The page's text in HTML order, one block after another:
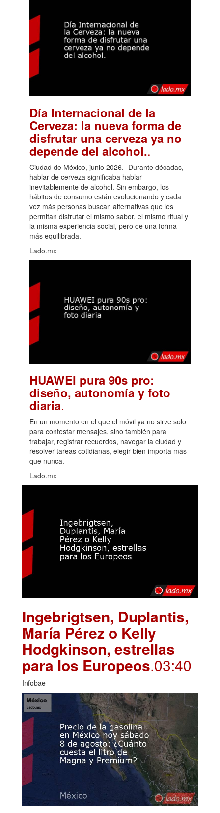
Día Internacional de la
Cerveza: la nueva forma de
disfrutar una cerveza ya no
depende del alcohol..
Ciudad de México, junio 2026.- Durante décadas,
hablar de cerveza significaba hablar
inevitablemente de alcohol. Sin embargo, los
hábitos de consumo están evolucionando y cada
vez más personas buscan alternativas que les
permitan disfrutar el mismo sabor, el mismo ritual y
la misma experiencia social, pero de una forma
más equilibrada.
Lado.mx
HUAWEI pura 90s pro:
diseño, autonomía y foto
diaria.
En un momento en el que el móvil ya no sirve solo
para contestar mensajes, sino también para
trabajar, registrar recuerdos, navegar la ciudad y
resolver tareas cotidianas, elegir bien importa más
que nunca.
Lado.mx
Ingebrigtsen, Duplantis,
María Pérez o Kelly
Hodgkinson, estrellas
para los Europeos.03:40
Infobae